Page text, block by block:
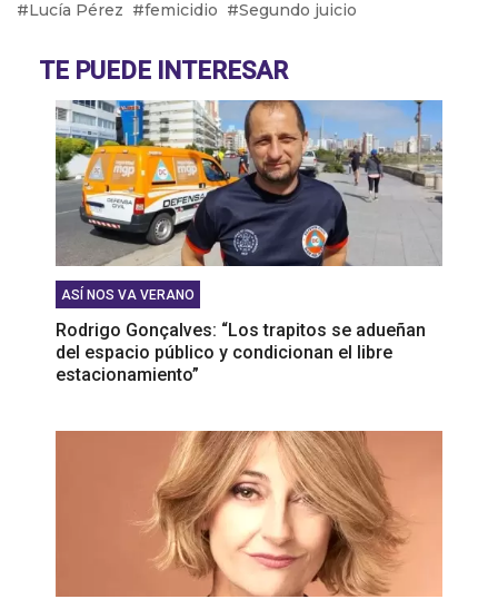
Eduardo Valdés: "No es casual que llegue Bullrich
Rubén Sajém: "Es un DNU que beneficia a los
grandes grupos farmacéuticos"
Lucía Pérez
femicidio Segundo juicio
TE PUEDE INTERESAR
ASÍ NOS VA VERANO
Rodrigo Gonçalves: “Los trapitos se adueñan
del espacio público y condicionan el libre
estacionamiento”